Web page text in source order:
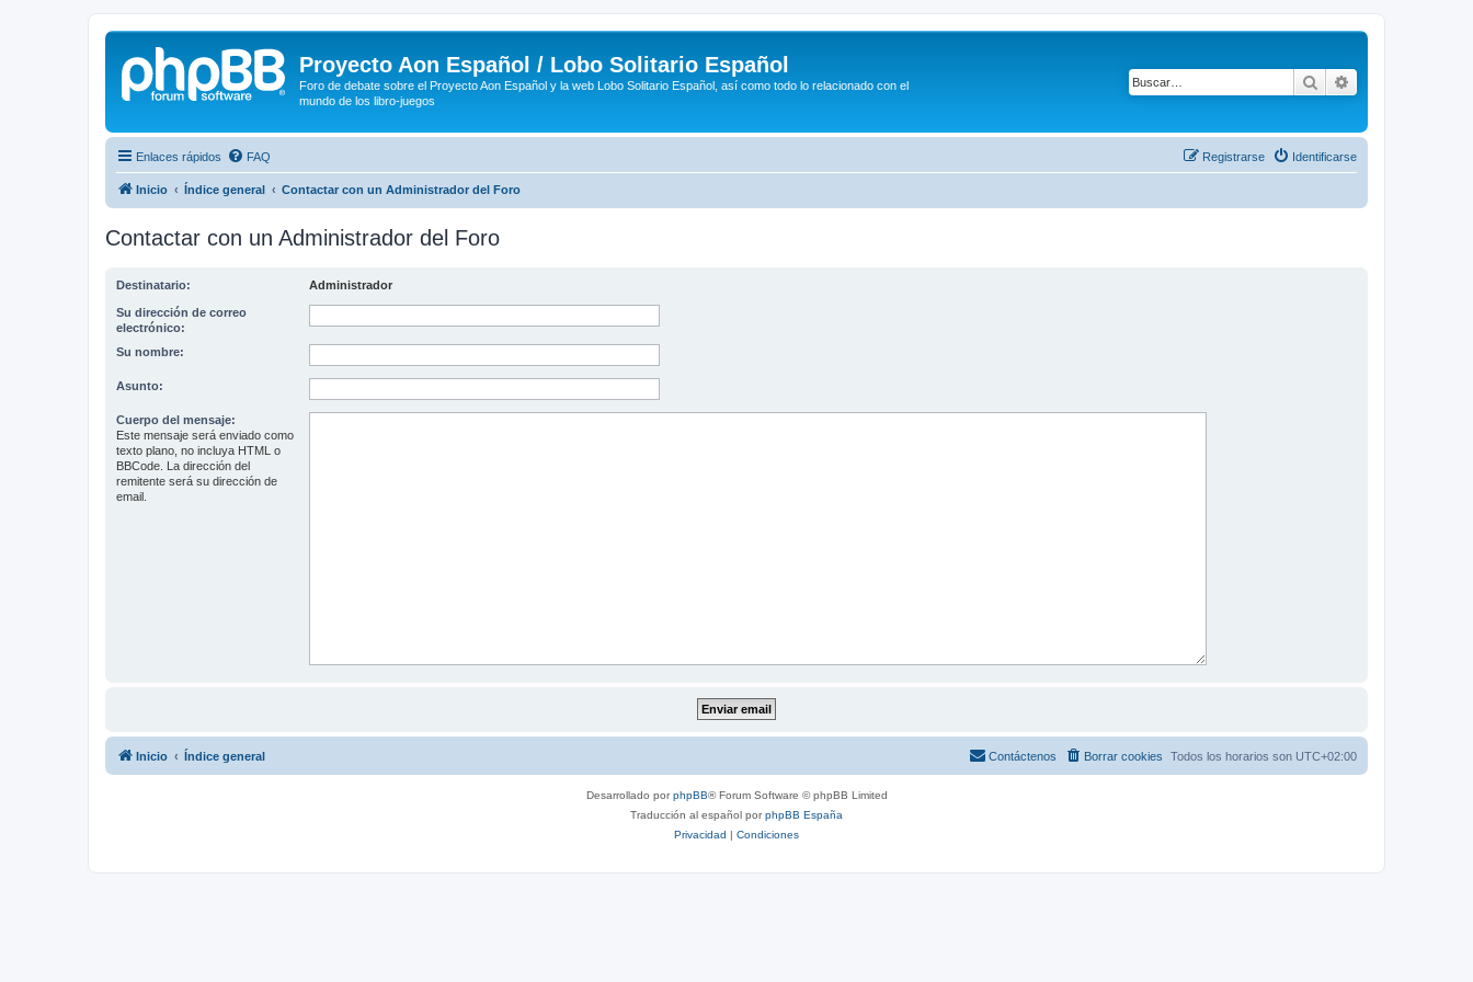
Proyecto Aon Español / Lobo Solitario Español
Foro de debate sobre el Proyecto Aon Español y la web Lobo Solitario Español, así como todo lo relacionado con el
mundo de los libro-juegos
Buscar
Enlaces rápidos FAQ Identificarse
Registrarse
Inicio Índice general Contactar con un Administrador del Foro
Contactar con un Administrador del Foro
Destinatario: Administrador
Su dirección de correo
electrónico:
Su nombre:
Asunto:
Cuerpo del mensaje:
Este mensaje será enviado como
texto plano, no incluya HTML o
BBCode. La dirección del
remitente será su dirección de
email.
Inicio Índice general Todos los horarios son UTC+02:00
Borrar cookies
Contáctenos
Desarrollado porphpBB® Forum Software © phpBB Limited
Traducción al español porphpBB España
Privacidad | Condiciones